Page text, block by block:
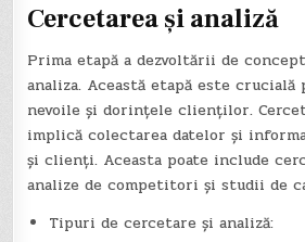
Cercetarea și analiză
Prima etapă a dezvoltării de
analiza. Această etapă este
nevoile și dorințele clienților.
implică colectarea datelor și
și clienți. Aceasta poate include
analize de competitori și studii de
Tipuri de cercetare și analiză: